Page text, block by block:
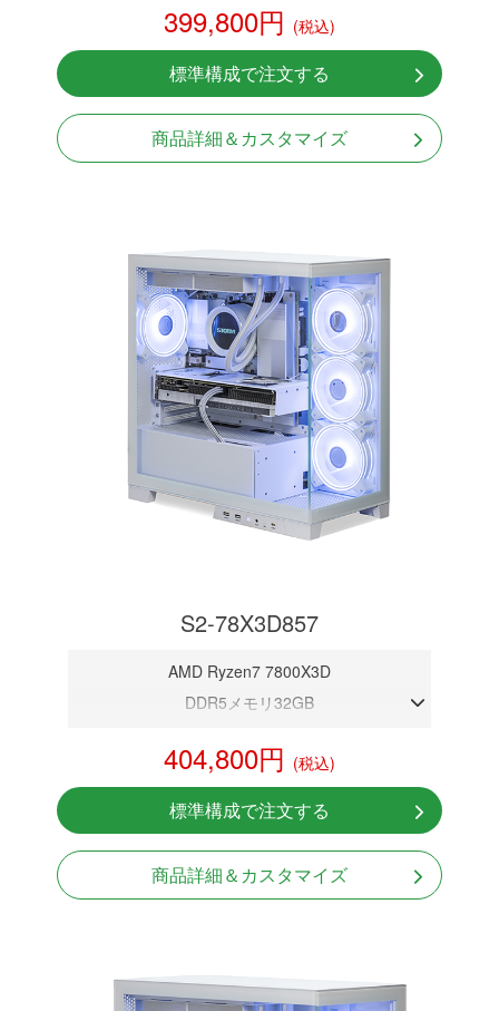
NVMeSSD 1TB
無線LAN Bluetooth対応
Windows11 Home 64bit
399,800円 (税込)
標準構成で注文する
商品詳細＆カスタマイズ
S2-78X3D857
AMD Ryzen7 7800X3D
DDR5メモリ32GB
NVMeSSD 1TB
無線LAN Bluetooth対応
Windows11 Home 64bit
404,800円 (税込)
標準構成で注文する
商品詳細＆カスタマイズ